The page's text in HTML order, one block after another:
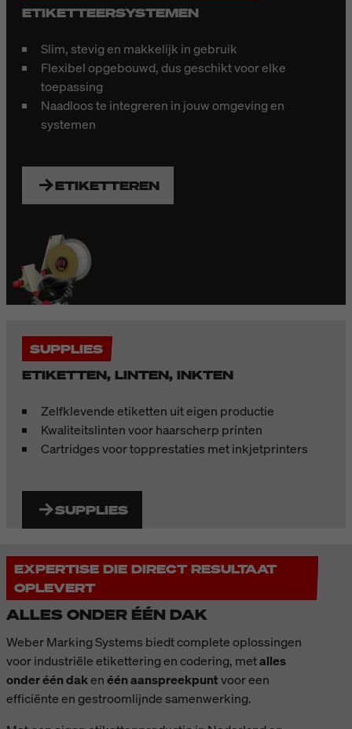
ETIKETTEERSYSTEMEN
Slim, stevig en makkelijk in gebruik
Flexibel opgebouwd, dus geschikt voor elke
toepassing
Naadloos te integreren in jouw omgeving en
systemen
ETIKETTEREN
SUPPLIES
ETIKETTEN, LINTEN, INKTEN
Zelfklevende etiketten uit eigen productie
Kwaliteitslinten voor haarscherp printen
Cartridges voor topprestaties met inkjetprinters
SUPPLIES
EXPERTISE DIE DIRECT RESULTAAT
OPLEVERT
ALLES ONDER ÉÉN DAK
Weber Marking Systems biedt complete oplossingen
voor industriële etikettering en codering, metalles
onder één dakenéén aanspreekpuntvoor een
efficiënte en gestroomlijnde samenwerking.